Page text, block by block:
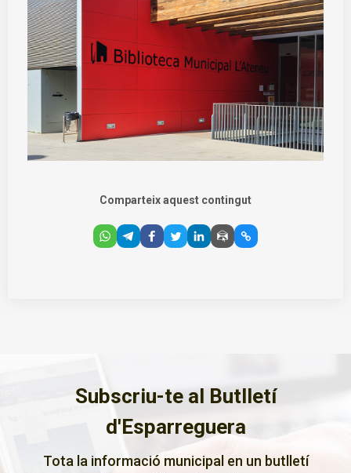
Comparteix aquest contingut
Subscriu-te al Butlletí
d'Esparreguera
Tota la informació municipal en un butlletí